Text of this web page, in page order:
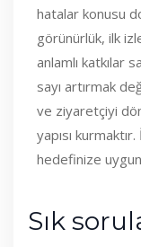
hatalar konusu
görünürlük, ilk
anlamlı katkılar
sayı artırmak
ve ziyaretçiyi
yapısı
hedefinize
Sık